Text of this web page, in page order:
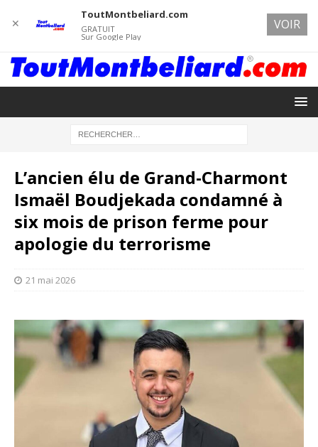
L’ancien élu de Grand-Charmont
Ismaël Boudjekada condamné à
six mois de prison ferme pour
apologie du terrorisme
21 mai 2026
✕
ToutMontbeliard.com
GRATUIT
Sur Google Play
VOIR